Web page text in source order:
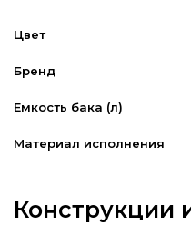
Цвет
Бренд
Емкость бака (л)
Материал исполнения
Конструкции